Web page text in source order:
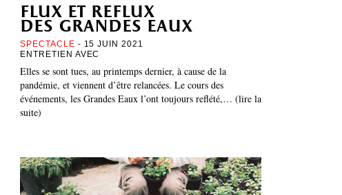
flux et reflux
des grandes eaux
SPECTACLE - 15 JUIN 2021
ENTRETIEN AVEC
Elles se sont tues, au printemps dernier, à cause de la
pandémie, et viennent d’être relancées. Le cours des
événements, les Grandes Eaux l’ont toujours reflété,… (lire la
suite)